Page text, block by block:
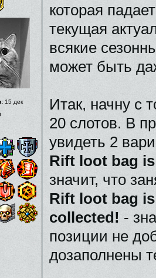
15 дек
которая
текущая
всякие
может быть
Итак, начну с
20 слотов. В
увидеть 2
Rift loot bag
значит, что
Rift loot bag
collected! -
позиции не
дозаполнены